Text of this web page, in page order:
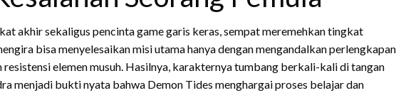
akhir sekaligus pencinta game garis keras, sempat meremehkan tingkat
bisa menyelesaikan misi utama hanya dengan mengandalkan perlengkapan
elemen musuh. Hasilnya, karakternya tumbang berkali-kali di tangan
menjadi bukti nyata bahwa Demon Tides menghargai proses belajar dan